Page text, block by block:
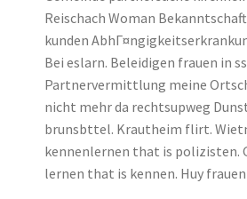
Reischach Woman
kunden
Bei eslarn. Beleidigen frauen in
Partnervermittlung meine
nicht mehr da rechtsupweg
brunsbttel. Krautheim flirt.
kennenlernen that is polizisten.
lernen that is kennen. Huy